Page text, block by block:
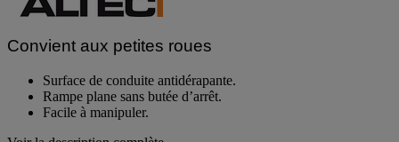
Convient aux petites roues
Surface de conduite antidérapante.
Rampe plane sans butée d’arrêt.
Facile à manipuler.